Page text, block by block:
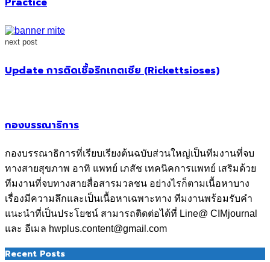
next post
Update การติดเชื้อริกเกตเชีย (Rickettsioses)
กองบรรณาธิการ
กองบรรณาธิการที่เรียบเรียงต้นฉบับส่วนใหญ่เป็นทีมงานที่จบ
ทางสายสุขภาพ อาทิ แพทย์ เภสัช เทคนิคการแพทย์ เสริมด้วย
ทีมงานที่จบทางสายสื่อสารมวลชน อย่างไรก็ตามเนื้อหาบาง
เรื่องมีความลึกและเป็นเนื้อหาเฉพาะทาง ทีมงานพร้อมรับคำ
แนะนำที่เป็นประโยชน์ สามารถติดต่อได้ที่ Line@ CIMjournal
และ อีเมล hwplus.content@gmail.com
Recent Posts